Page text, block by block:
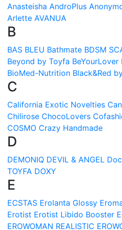
Anasteisha AndroPlus
Arlette AVANUA
B
BAS BLEU Bathmate BDSM
Beyond by Toyfa BeYourLover
BioMed-Nutrition Black&Red
C
California Exotic Novelties
Chilirose ChocoLovers
COSMO Crazy Handmade
D
DEMONIQ DEVIL & ANGEL
TOYFA DOXY
E
ECSTAS Erolanta Glossy
Erotist Erotist Libido Booster
EROWOMAN REALISTIC